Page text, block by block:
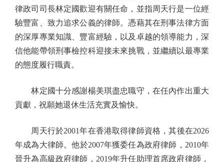
律政司司長林定國歡迎有關任命，並指周天行是一位經
驗豐富、致力追求公義的律師。憑藉其在刑事法律方面
的深厚專業知識、豐富經驗，以及卓越的領導能力，深
信他能帶領刑事檢控科迎接未來挑戰，並繼續以最專業
的態度履行職責。
林定國十分感謝楊美琪盡忠職守，在任內作出重大
貢獻，祝願她退休生活充實及愉快。
周天行於2001年在香港取得律師資格，其後在2026
年成為大律師。他於2007年獲委任為政府律師，2010年
晉升為高級政府律師，2019年升任助理首席政府律師，